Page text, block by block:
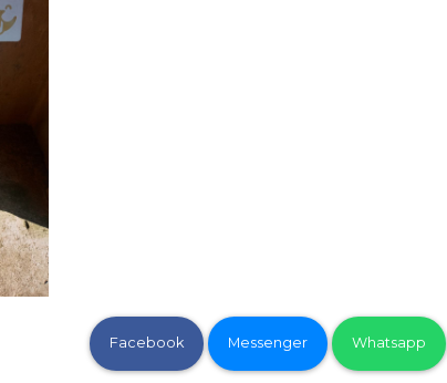
Facebook Messenger Whatsapp